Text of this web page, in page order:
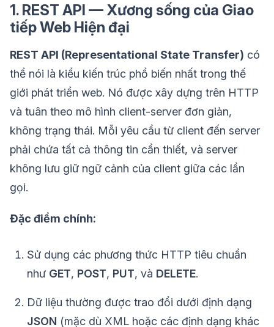
1. REST API — Xương sống của Giao
tiếp Web Hiện đại
REST API (Representational State Transfer) có
thể nói là kiểu kiến trúc phổ biến nhất trong thế
giới phát triển web. Nó được xây dựng trên HTTP
và tuân theo mô hình client-server đơn giản,
không trạng thái. Mỗi yêu cầu từ client đến server
phải chứa tất cả thông tin cần thiết, và server
không lưu giữ ngữ cảnh của client giữa các lần
gọi.
Đặc điểm chính:
Sử dụng các phương thức HTTP tiêu chuẩn
như GET, POST, PUT, và DELETE.
Dữ liệu thường được trao đổi dưới định dạng
JSON (mặc dù XML hoặc các định dạng khác